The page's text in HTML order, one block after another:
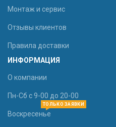
Монтаж и сервис
Отзывы клиентов
Правила доставки
ИНФОРМАЦИЯ
О компании
Пн-Сб с 9-00 до 20-00
Воскресенье
ТОЛЬКО ЗАЯВКИ